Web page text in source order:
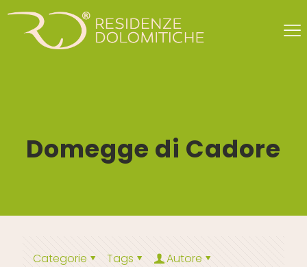
Domegge di Cadore
Categorie Tags
Autore